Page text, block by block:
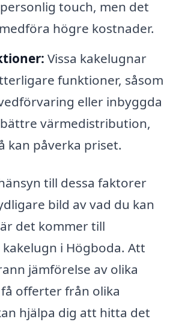
touch, men det
högre kostnader.
Vissa kakelugnar
funktioner, såsom
eller inbyggda
värmedistribution,
kan påverka priset.
till dessa faktorer
bild av vad du kan
det kommer till
i Högboda. Att
jämförelse av olika
offerter från olika
hjälpa dig att hitta det